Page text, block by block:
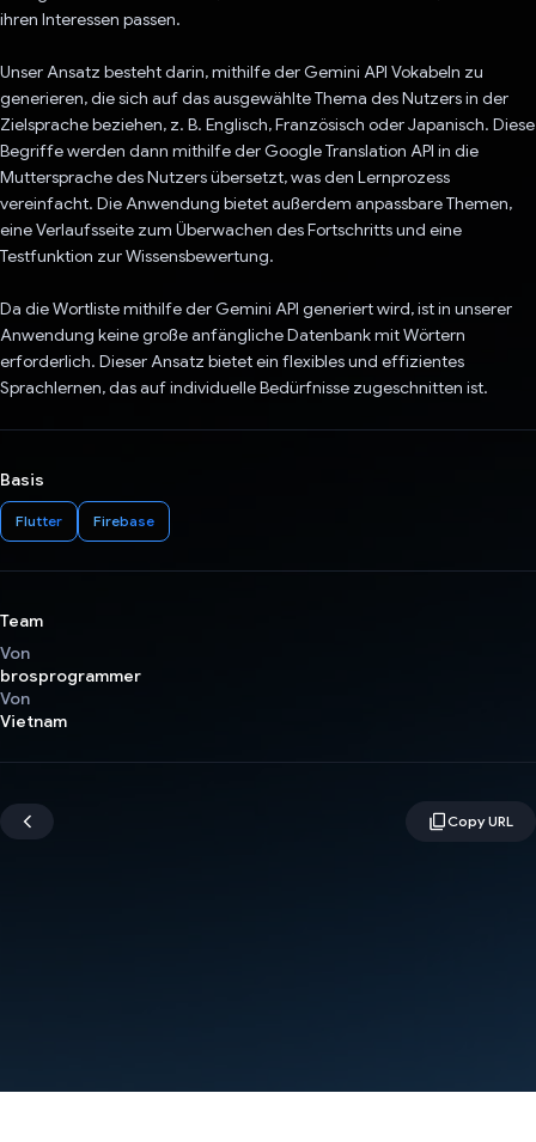
ihren Interessen passen.
Unser Ansatz besteht darin, mithilfe der Gemini API Vokabeln zu
generieren, die sich auf das ausgewählte Thema des Nutzers in der
Zielsprache beziehen, z. B. Englisch, Französisch oder Japanisch. Diese
Begriffe werden dann mithilfe der Google Translation API in die
Muttersprache des Nutzers übersetzt, was den Lernprozess
vereinfacht. Die Anwendung bietet außerdem anpassbare Themen,
eine Verlaufsseite zum Überwachen des Fortschritts und eine
Testfunktion zur Wissensbewertung.
Da die Wortliste mithilfe der Gemini API generiert wird, ist in unserer
Anwendung keine große anfängliche Datenbank mit Wörtern
erforderlich. Dieser Ansatz bietet ein flexibles und effizientes
Sprachlernen, das auf individuelle Bedürfnisse zugeschnitten ist.
Basis
Flutter Firebase
Team
Von
brosprogrammer
Von
Vietnam